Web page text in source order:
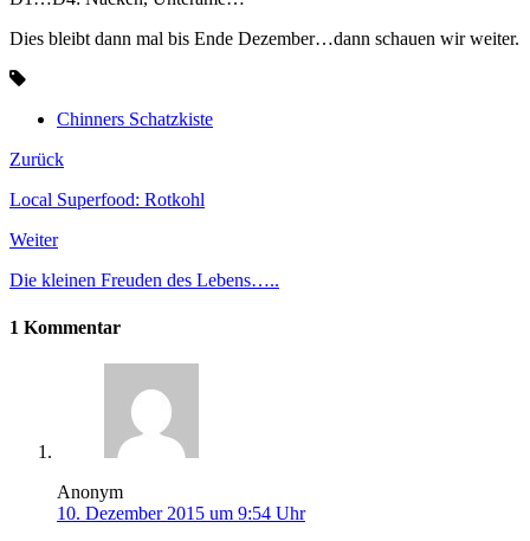
Dies bleibt dann mal bis Ende Dezember…dann schauen wir weiter.
Chinners Schatzkiste
Zurück
Local Superfood: Rotkohl
Weiter
Die kleinen Freuden des Lebens…..
1 Kommentar
Anonym
10. Dezember 2015 um 9:54 Uhr